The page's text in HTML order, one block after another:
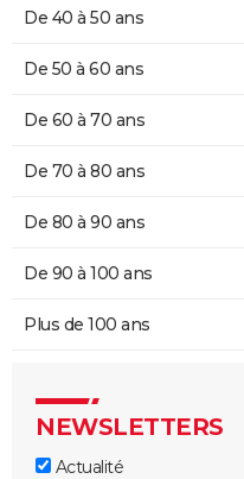
De 40 à 50 ans
De 50 à 60 ans
De 60 à 70 ans
De 70 à 80 ans
De 80 à 90 ans
De 90 à 100 ans
Plus de 100 ans
NEWSLETTERS
Actualité